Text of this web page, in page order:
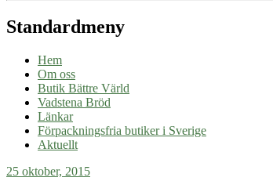
Standardmeny
Hem
Om oss
Butik Bättre Värld
Vadstena Bröd
Länkar
Förpackningsfria butiker i Sverige
Aktuellt
25 oktober, 2015